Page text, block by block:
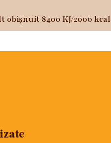
obișnuit 8400 KJ/2000 kcal